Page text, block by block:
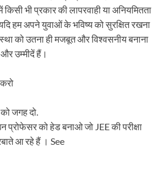
भी प्रकार की लापरवाही या अनियमितता
हम अपने युवाओं के भविष्य को सुरक्षित रखना
को उतना ही मजबूत और विश्वसनीय बनाना
उम्मीदें हैं।
जगह दो.
को हेड बनाओ जो JEE की परीक्षा
आ रहे हैं । See